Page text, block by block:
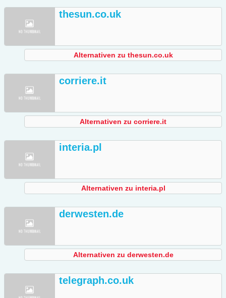
thesun.co.uk
Alternativen zu thesun.co.uk
corriere.it
Alternativen zu corriere.it
interia.pl
Alternativen zu interia.pl
derwesten.de
Alternativen zu derwesten.de
telegraph.co.uk